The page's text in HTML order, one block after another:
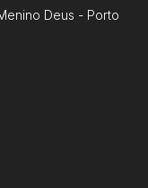
Deus - Porto